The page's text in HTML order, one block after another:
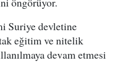
Suriye devletine
eğitim ve nitelik
devam etmesi